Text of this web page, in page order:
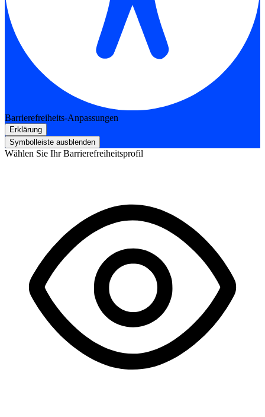
Barrierefreiheits-Anpassungen
Erklärung
Symbolleiste ausblenden
Wählen Sie Ihr Barrierefreiheitsprofil